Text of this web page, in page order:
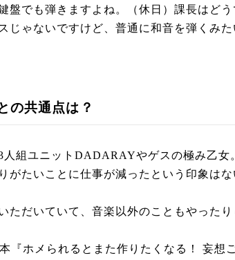
盤でも弾きますよね。（休日）課長はどう
じゃないですけど、普通に和音を弾くみ
の共通点は？
組ユニットDADARAYやゲスの極み乙
がたいことに仕事が減ったという印象はな
ただいていて、音楽以外のこともやった
『ホメられるとまた作りたくなる！ 妄想